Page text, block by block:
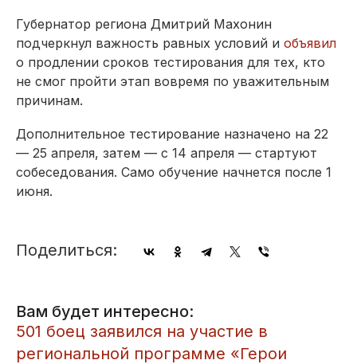
Губернатор региона Дмитрий Махонин
подчеркнул важность равных условий и объявил
о продлении сроков тестирования для тех, кто
не смог пройти этап вовремя по уважительным
причинам.
Дополнительное тестирование назначено на 22
— 25 апреля, затем — с 14 апреля — стартуют
собеседования. Само обучение начнется после 1
июня.
Поделиться:
Вам будет интересно:
501 боец заявился на участие в
региональной программе «Герои